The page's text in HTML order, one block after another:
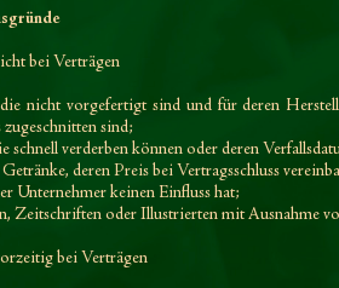
bei Verträgen
nicht vorgefertigt sind und für deren
zugeschnitten sind;
schnell verderben können oder deren
deren Preis bei Vertragsschluss
Unternehmer keinen Einfluss hat;
Zeitschriften oder Illustrierten mit Ausnahme
bei Verträgen